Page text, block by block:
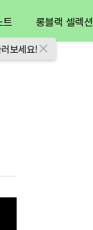
보세요!
롱블랙 셀렉션